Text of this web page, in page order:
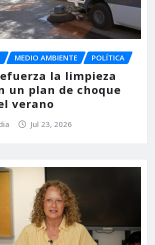
MEDIO AMBIENTE POLÍTICA
la limpieza
un plan de choque
verano
Jul 23, 2026